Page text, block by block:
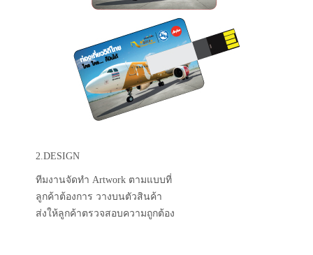
2.DESIGN
ทีมงานจัดทำ Artwork ตามแบบที่
ลูกค้าต้องการ วางบนตัวสินค้า
ส่งให้ลูกค้าตรวจสอบความถูกต้อง